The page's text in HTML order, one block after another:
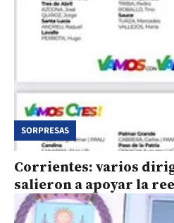
SORPRESAS
Corrientes: varios
salieron a apoyar la